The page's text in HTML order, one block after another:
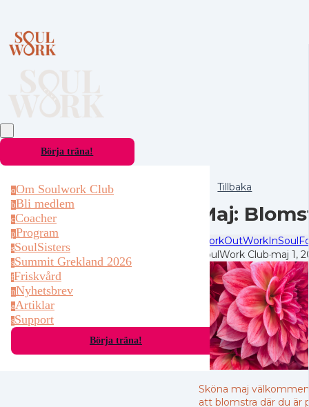
Börja träna!
oOm Soulwork Club
bBli medlem
cCoacher
pProgram
sSoulSisters
sSummit Grekland 2026
fFriskvård
nNyhetsbrev
aArtiklar
sSupport
Börja träna!
Tillbaka
Maj:
WorkOutWorkIn
SoulWork Club·maj 1,
Sköna maj
att blomstra där du är